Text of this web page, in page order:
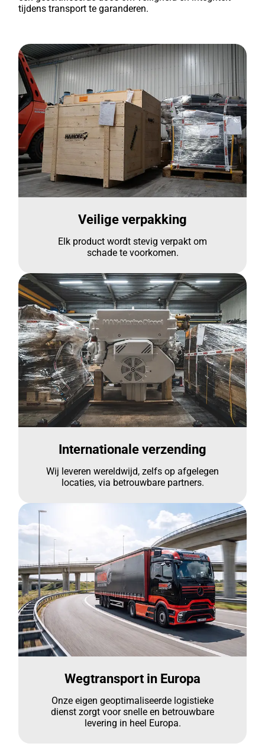
tijdens transport te garanderen.
Veilige verpakking
Elk product wordt stevig verpakt om
schade te voorkomen.
Internationale verzending
Wij leveren wereldwijd, zelfs op afgelegen
locaties, via betrouwbare partners.
Wegtransport in Europa
Onze eigen geoptimaliseerde logistieke
dienst zorgt voor snelle en betrouwbare
levering in heel Europa.